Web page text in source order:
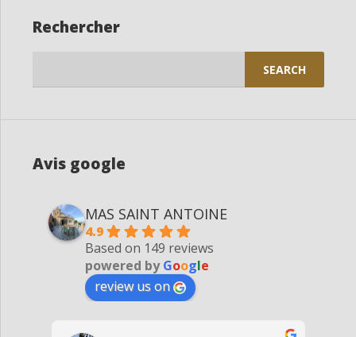
Rechercher
Avis google
MAS SAINT ANTOINE
4.9
Based on 149 reviews
powered byGoogle
review us on